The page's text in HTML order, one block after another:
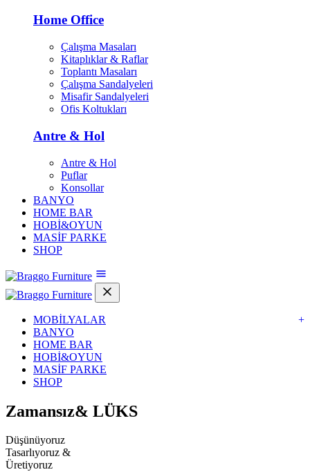
Home Office
Çalışma Masaları
Kitaplıklar & Raflar
Toplantı Masaları
Çalışma Sandalyeleri
Misafir Sandalyeleri
Ofis Koltukları
Antre & Hol
Antre & Hol
Puflar
Konsollar
BANYO
HOME BAR
HOBİ&OYUN
MASİF PARKE
SHOP
MOBİLYALAR
+
BANYO
HOME BAR
HOBİ&OYUN
MASİF PARKE
SHOP
Zamansız& LÜKS
Düşünüyoruz
Tasarlıyoruz &
Üretiyoruz